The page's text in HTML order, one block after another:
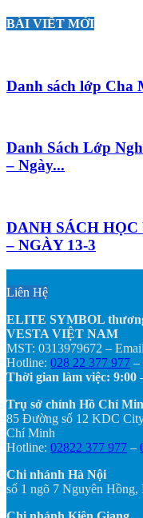
BÀI VIẾT MỚI
Danh sách lớp Cha
Danh Sách Lớp
– Ngày...
DANH SÁCH
– NGÀY 13-3
Liên Hệ
ELITE SYMBOL
VESTA VIỆT NAM
MST: 0313979672 –
Hotline: 028 22 377 977 –
Thời gian làm việc: 9:00
Trụ sở chính Hồ Chí
85 Đường số 12 KDC
Chí Minh
Hotline: 02822 377 977 –
Chi nhánh Hà Nội
số 1 ngõ 7 Nguyên